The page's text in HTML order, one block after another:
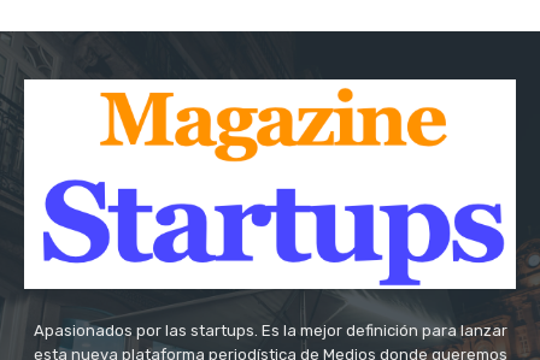
Apasionados por las startups. Es la mejor definición para lanzar
esta nueva plataforma periodística de Medios donde queremos